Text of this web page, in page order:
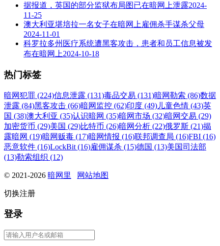
据报道，英国的部分监狱布局图已在暗网上泄露2024-
11-25
澳大利亚堪培拉一名女子在暗网上雇佣杀手谋杀父母
2024-11-01
科罗拉多州医疗系统遭黑客攻击，患者和员工信息被发
布在暗网上2024-10-18
热门标签
暗网犯罪 (224)信息泄露 (131)毒品交易 (131)暗网勒索 (86)数据
泄露 (84)黑客攻击 (66)暗网监控 (62)印度 (49) 儿童色情 (43)英
国 (38)澳大利亚 (35)认识暗网 (35)暗网市场 (32)暗网交易 (29)
加密货币 (29)美国 (29)比特币 (26)暗网分析 (22)俄罗斯 (21)揭
露暗网 (19)暗网贩毒 (17)暗网情报 (16)联邦调查局 (16)FBI (16)
恶意软件 (16)LockBit (16)雇佣谋杀 (15)德国 (13)美国司法部
(13)勒索组织 (12)
© 2021-2026 暗网里 网站地图
切换注册
登录